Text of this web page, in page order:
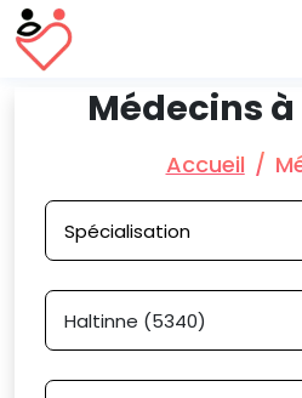
Médecins
Accueil